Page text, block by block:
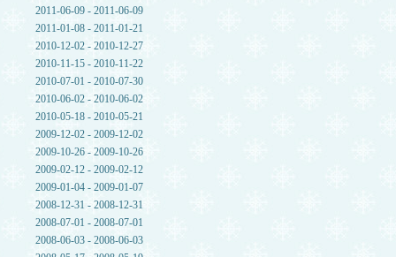
2011-06-09 - 2011-06-09
2011-01-08 - 2011-01-21
2010-12-02 - 2010-12-27
2010-11-15 - 2010-11-22
2010-07-01 - 2010-07-30
2010-06-02 - 2010-06-02
2010-05-18 - 2010-05-21
2009-12-02 - 2009-12-02
2009-10-26 - 2009-10-26
2009-02-12 - 2009-02-12
2009-01-04 - 2009-01-07
2008-12-31 - 2008-12-31
2008-07-01 - 2008-07-01
2008-06-03 - 2008-06-03